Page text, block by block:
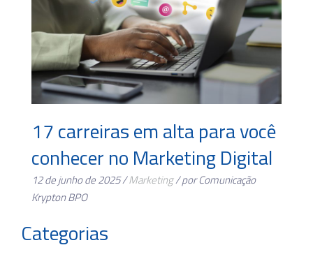
17 carreiras em alta para você
conhecer no Marketing Digital
12 de junho de 2025 /Marketing/ por Comunicação
Krypton BPO
Categorias